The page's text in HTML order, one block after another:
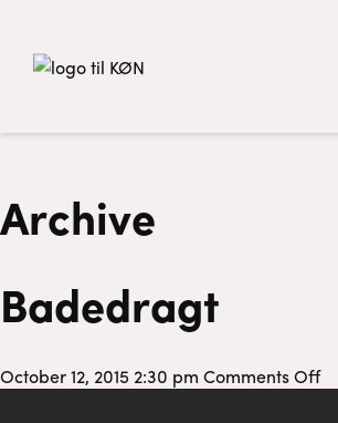
Archive
Badedragt
October 12, 2015 2:30 pm Comments Offon